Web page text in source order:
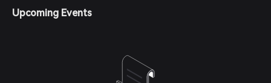
Upcoming Events